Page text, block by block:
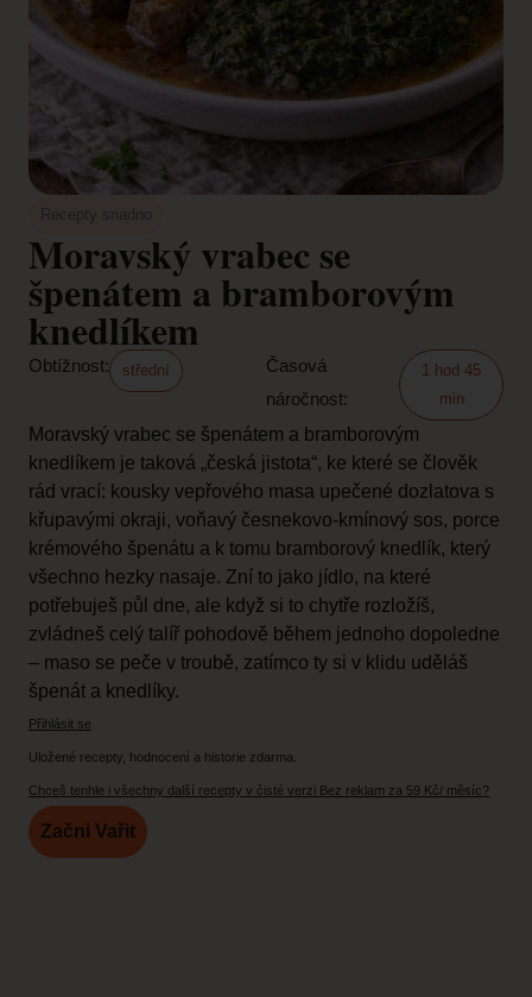
Recepty snadno
Moravský vrabec se
špenátem a bramborovým
knedlíkem
Obtížnost: střední
Časová
náročnost:
1 hod 45
min
Moravský vrabec se špenátem a bramborovým
knedlíkem je taková „česká jistota“, ke které se člověk
rád vrací: kousky vepřového masa upečené dozlatova s
křupavými okraji, voňavý česnekovo-kmínový sos, porce
krémového špenátu a k tomu bramborový knedlík, který
všechno hezky nasaje. Zní to jako jídlo, na které
potřebuješ půl dne, ale když si to chytře rozložíš,
zvládneš celý talíř pohodově během jednoho dopoledne
– maso se peče v troubě, zatímco ty si v klidu uděláš
špenát a knedlíky.
Přihlásit se
Uložené recepty, hodnocení a historie zdarma.
Chceš tenhle i všechny další recepty v čisté verzi Bez reklam za 59 Kč/ měsíc?
Začni Vařit